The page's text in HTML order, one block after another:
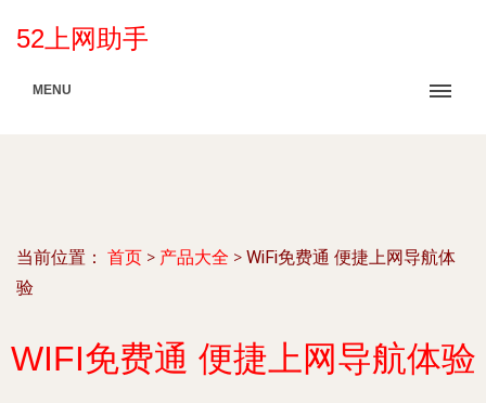
52上网助手
MENU
当前位置： 首页 > 产品大全 > WiFi免费通 便捷上网导航体
验
WIFI免费通 便捷上网导航体验